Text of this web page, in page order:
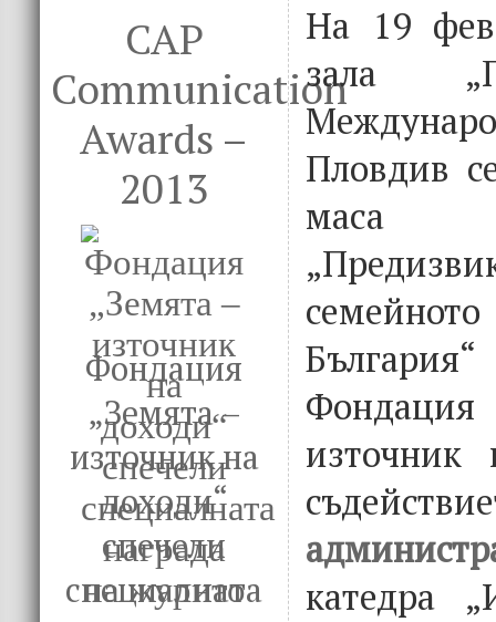
CAP
Communication
Awards –
2013
Фондация
„Земята –
източник на
доходи“
спечели
специалната
На 19
зала
Пловдив
маса
източник
катедра